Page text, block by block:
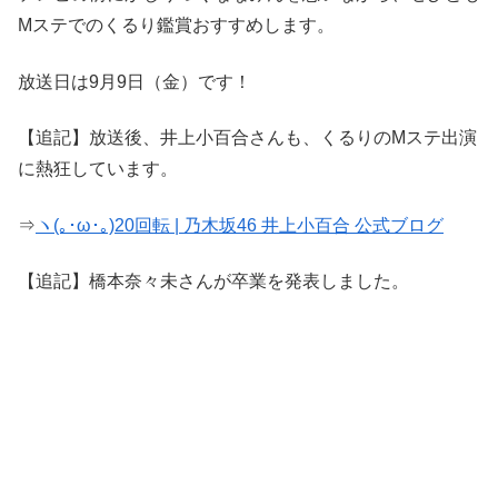
Mステでのくるり鑑賞おすすめします。
放送日は9月9日（金）です！
【追記】放送後、井上小百合さんも、くるりのMステ出演
に熱狂しています。
⇒ ヽ(｡･ω･｡)20回転 | 乃木坂46 井上小百合 公式ブログ
【追記】橋本奈々未さんが卒業を発表しました。